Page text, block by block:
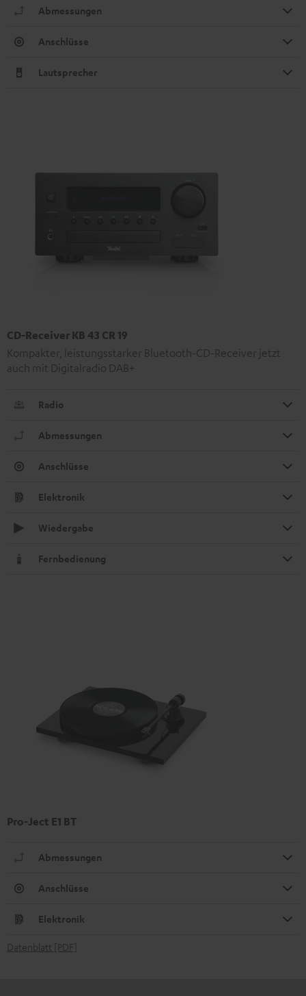
Abmessungen
Anschlüsse
Lautsprecher
CD-Receiver KB 43 CR 19
Kompakter, leistungsstarker Bluetooth-CD-Receiver jetzt
auch mit Digitalradio DAB+
Radio
Abmessungen
Anschlüsse
Elektronik
Wiedergabe
Fernbedienung
Pro-Ject E1 BT
Abmessungen
Anschlüsse
Elektronik
Datenblatt [PDF]